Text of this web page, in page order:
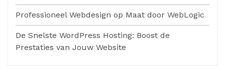
Professioneel Webdesign op Maat door WebLogic
De Snelste WordPress Hosting: Boost de
Prestaties van Jouw Website